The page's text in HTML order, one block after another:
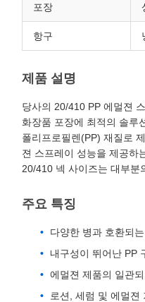
포장
항구
제품 설명
당사의 20/410 PP 에멀젼
화장품 포장에 최적의 솔루
폴리프로필렌(PP) 재질로
젼 스프레이 성능을 제공하
20/410 넥 사이즈는 대부분
주요 특징
다양한 병과 호환되
내구성이 뛰어난 PP
에멀젼 제품의 일관
로션, 세럼 및 에멀젼